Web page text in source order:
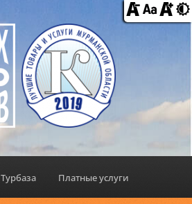
Турбаза Платные услуги